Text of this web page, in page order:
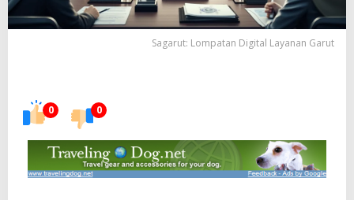
Sagarut: Lompatan Digital Layanan Garut
0 0